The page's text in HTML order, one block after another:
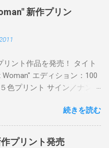
ル：SWEET KISS カラー：
PINK/YELLOW エディショ
：800mm × 550mm 価格：
入は、 こちら から
新作プリン
リント作品を発売！ タイト
Woman" エディション：100
色プリント サイン／ナンバ
ージョン（エディション：
月２６日に こちら から
続きを読む
プリント発売